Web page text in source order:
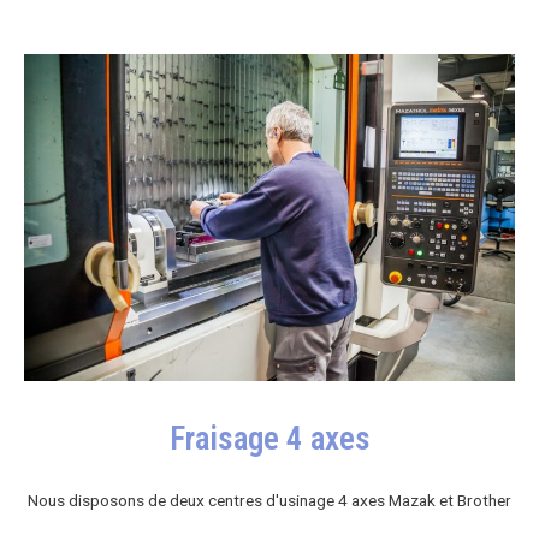
Fraisage 4 axes
Nous disposons de deux centres d'usinage 4 axes Mazak et Brother